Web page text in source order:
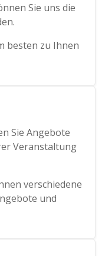
Sie uns die
besten zu Ihnen
Sie Angebote
Veranstaltung
verschiedene
und